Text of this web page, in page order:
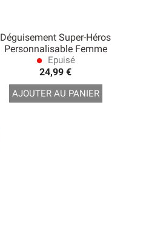
Déguisement Super-Héros
Personnalisable Femme
lens Epuisé
24,99 €
AJOUTER AU PANIER